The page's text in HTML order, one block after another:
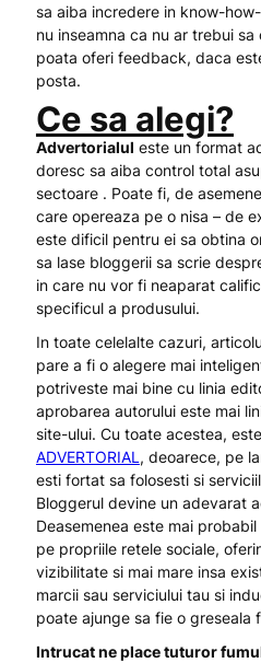
sa aiba incredere in know-
nu inseamna ca nu ar trebui
poata oferi feedback, daca
posta.
Ce sa alegi?
Advertorialul este un format
doresc sa aiba control total
sectoare . Poate fi, de
care opereaza pe o nisa – de
este dificil pentru ei sa obtina
sa lase bloggerii sa scrie
in care nu vor fi neaparat
specificul a produsului.
In toate celelalte cazuri,
pare a fi o alegere mai
potriveste mai bine cu linia
aprobarea autorului este mai
site-ului. Cu toate acestea,
ADVERTORIAL, deoarece, pe
esti fortat sa folosesti si
Bloggerul devine un adevarat
Deasemenea este mai
pe propriile retele sociale,
vizibilitate si mai mare insa
marcii sau serviciului tau si
poate ajunge sa fie o greseala
Intrucat ne place tuturor